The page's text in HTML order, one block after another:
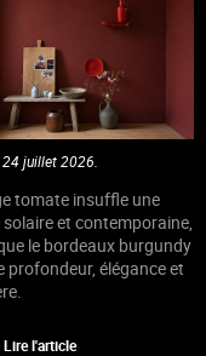
juillet 2026.
tomate insuffle une
et contemporaine,
le bordeaux burgundy
profondeur, élégance et
Lire l'article